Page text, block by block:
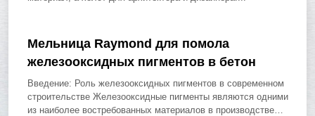
Мельница Raymond для помола
железооксидных пигментов в бетон
Введение: Роль железооксидных пигментов в современном
строительстве Железооксидные пигменты являются одними
из наиболее востребованных материалов в производстве